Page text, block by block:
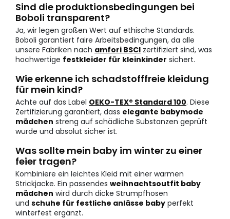
Sind die produktionsbedingungen bei
Boboli transparent?
Ja, wir legen großen Wert auf ethische Standards.
Boboli garantiert faire Arbeitsbedingungen, da alle
unsere Fabriken nach amfori BSCI zertifiziert sind, was
hochwertige festkleider für kleinkinder sichert.
Wie erkenne ich schadstofffreie kleidung
für mein kind?
Achte auf das Label OEKO-TEX® Standard 100. Diese
Zertifizierung garantiert, dass elegante babymode
mädchen streng auf schädliche Substanzen geprüft
wurde und absolut sicher ist.
Was sollte mein baby im winter zu einer
feier tragen?
Kombiniere ein leichtes Kleid mit einer warmen
Strickjacke. Ein passendes weihnachtsoutfit baby
mädchen wird durch dicke Strumpfhosen
und schuhe für festliche anlässe baby perfekt
winterfest ergänzt.